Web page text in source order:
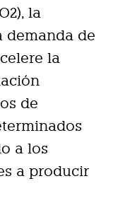
la
demanda de
la
de
a los
a producir